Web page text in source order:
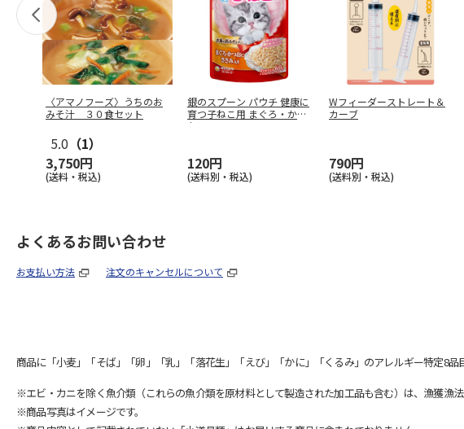
〈アマノフーズ〉うちのお
みそ汁 ３０食セット
5.0 （1）
3,750円
(送料・税込)
銀のスプーン パウチ 健康に
育つ子ねこ用 まぐろ・かつ
おに
120円
(送料別・税込)
Wフィーダーストレート＆
カーブ
790円
(送料別・税込)
よくあるお問い合わせ
お支払い方法 注文のキャンセルについて
商品に「小麦」「そば」「卵」「乳」「落花生」「えび」「かに」「くるみ」のアレルギー特定8品
※エビ・カニを除く魚介類（これらの魚介類を原材料として製造された加工品も含む）は、漁獲漁
※商品写真はイメージです。